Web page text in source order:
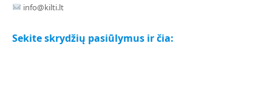
info@kilti.lt
Sekite skrydžių pasiūlymus ir čia: